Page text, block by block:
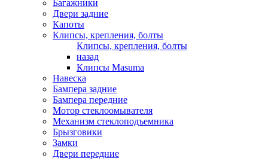
Багажники
Двери задние
Капоты
Клипсы, крепления, болты
Клипсы, крепления, болты
назад
Клипсы Masuma
Навеска
Бампера задние
Бампера передние
Мотор стеклоомывателя
Механизм стеклоподъемника
Брызговики
Замки
Двери передние